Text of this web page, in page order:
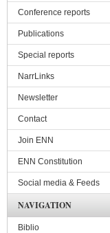
Conference reports
Publications
Special reports
NarrLinks
Newsletter
Contact
Join ENN
ENN Constitution
Social media & Feeds
NAVIGATION
Biblio